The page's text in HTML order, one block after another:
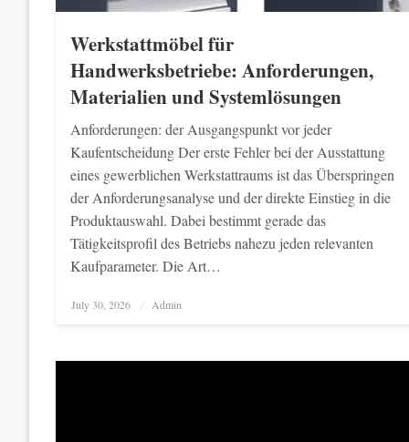
Werkstattmöbel für
Handwerksbetriebe: Anforderungen,
Materialien und Systemlösungen
Anforderungen: der Ausgangspunkt vor jeder
Kaufentscheidung Der erste Fehler bei der Ausstattung
eines gewerblichen Werkstattraums ist das Überspringen
der Anforderungsanalyse und der direkte Einstieg in die
Produktauswahl. Dabei bestimmt gerade das
Tätigkeitsprofil des Betriebs nahezu jeden relevanten
Kaufparameter. Die Art…
Posted
on
July 30, 2026 Admin